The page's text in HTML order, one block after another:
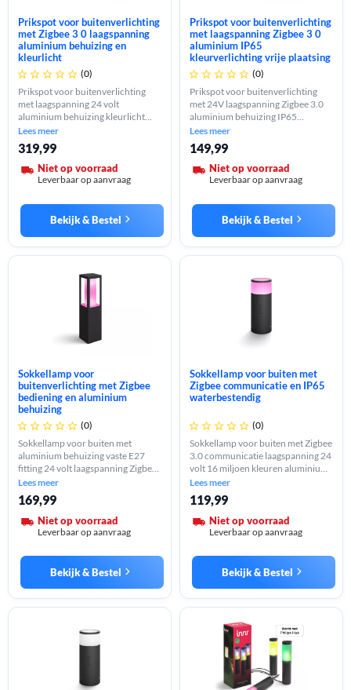
Prikspot voor buitenverlichting
met Zigbee 3 0 laagspanning
aluminium behuizing en
kleurlicht
     (0)
Prikspot voor buitenverlichting
met laagspanning 24 volt
aluminium behuizing kleurlicht
350-590 lumen IP65 grote fitting
E27 Zigbee 3.0 individuele
bediening uitbreidbaar
Lees meer
319,99
Niet op voorraad
Leverbaar op aanvraag
Bekijk & Bestel
Prikspot voor buitenverlichting
met laagspanning Zigbee 3 0
aluminium IP65
kleurverlichting vrije plaatsing
     (0)
Prikspot voor buitenverlichting
met 24V laagspanning Zigbee 3.0
aluminium behuizing IP65
kleurverlichting 350-590 lumen
vrije plaatsing of vaste montage
uitbreidbaar
Lees meer
149,99
Niet op voorraad
Leverbaar op aanvraag
Bekijk & Bestel
Sokkellamp voor
buitenverlichting met Zigbee
bediening en aluminium
behuizing
     (0)
Sokkellamp voor buiten met
aluminium behuizing vaste E27
fitting 24 volt laagspanning Zigbee
3.0 IP65 spot IP44 stekker 8 watt
1180 lumen levensduur 25000 uur
Lees meer
169,99
Niet op voorraad
Leverbaar op aanvraag
Bekijk & Bestel
Sokkellamp voor buiten met
Zigbee communicatie en IP65
waterbestendig
     (0)
Sokkellamp voor buiten met Zigbee
3.0 communicatie laagspanning 24
volt 16 miljoen kleuren aluminium
behuizing zwart vaste E27 fitting
IP65 waterbestendig.
Lees meer
119,99
Niet op voorraad
Leverbaar op aanvraag
Bekijk & Bestel